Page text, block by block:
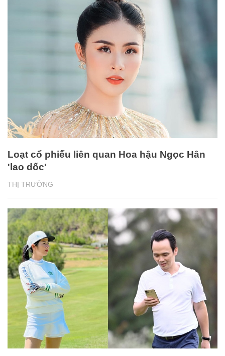
THỊ TRƯỜNG
Loạt cổ phiếu liên quan Hoa hậu Ngọc Hân
'lao dốc'